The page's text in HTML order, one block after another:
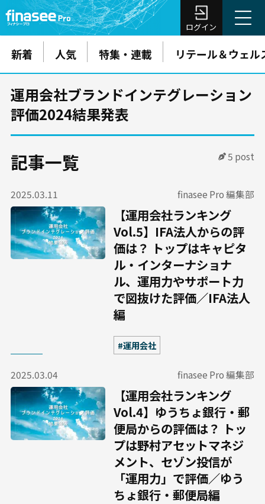
ログイン
新着 人気 特集・連載 リテール＆ウェル
運用会社ブランドインテグレーション
評価2024結果発表
記事一覧 5 post
2025.03.11 finasee Pro 編集部
【運用会社ランキング
Vol.5】IFA法人からの評
価は？ トップはキャピタ
ル・インターナショナ
ル、運用力やサポート力
で図抜けた評価／IFA法人
編
#運用会社
2025.03.04 finasee Pro 編集部
【運用会社ランキング
Vol.4】ゆうちょ銀行・郵
便局からの評価は？ トッ
プは野村アセットマネジ
メント、セゾン投信が
「運用力」で評価／ゆう
ちょ銀行・郵便局編